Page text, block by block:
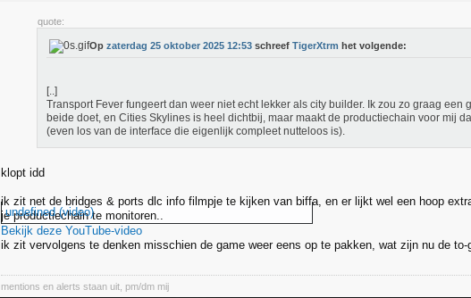
quote:
Op zaterdag 25 oktober 2025 12:53 schreef TigerXtrm het volgende:
[..]
Transport Fever fungeert dan weer niet echt lekker als city builder. Ik zou zo graag een
beide doet, en Cities Skylines is heel dichtbij, maar maakt de productiechain voor mij
(even los van de interface die eigenlijk compleet nutteloos is).
klopt idd
ik zit net de bridges & ports dlc info filmpje te kijken van biffa, en er lijkt wel een hoop
je productiechain te monitoren..
undefined (video)
Bekijk deze YouTube-video
ik zit vervolgens te denken misschien de game weer eens op te pakken, wat zijn nu de to-
mentions en alerts staan uit, pm/dm mij